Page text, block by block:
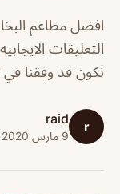
افضل مطاعم
التعليقات
نكون قد وفقنا في
r
raid
9 مارس 2020 · 1 دقائق قراءة